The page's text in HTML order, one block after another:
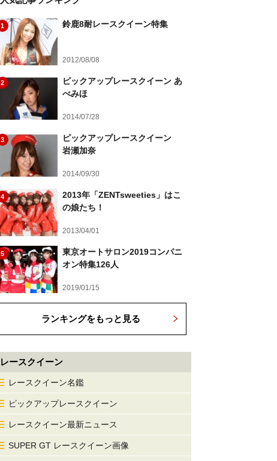
1 鈴鹿8耐レースクイーン特集
2012/08/08
2
ピックアップレースクイーン あ
べみほ
2014/07/28
3
ピックアップレースクイーン
岩瀬加奈
2014/09/30
4
2013年「ZENTsweeties」はこ
の娘たち！
2013/04/01
5
東京オートサロン2019コンパニ
オン特集126人
2019/01/15
ランキングをもっと見る
レースクイーン
レースクイーン名鑑
ピックアップレースクイーン
レースクイーン最新ニュース
SUPER GT レースクイーン画像